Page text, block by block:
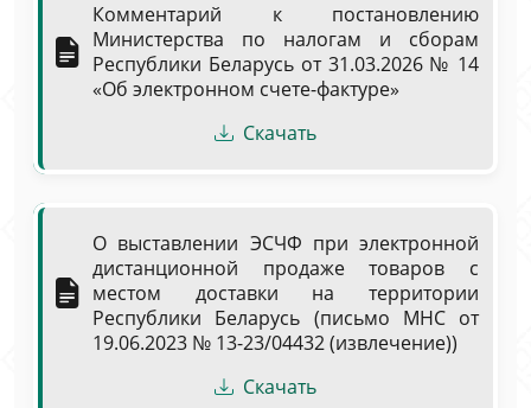
Комментарий к постановлению
Министерства по налогам и сборам
Республики Беларусь от 31.03.2026 № 14
«Об электронном счете-фактуре»
Скачать
О выставлении ЭСЧФ при электронной
дистанционной продаже товаров с
местом доставки на территории
Республики Беларусь (письмо МНС от
19.06.2023 № 13-23/04432 (извлечение))
Скачать